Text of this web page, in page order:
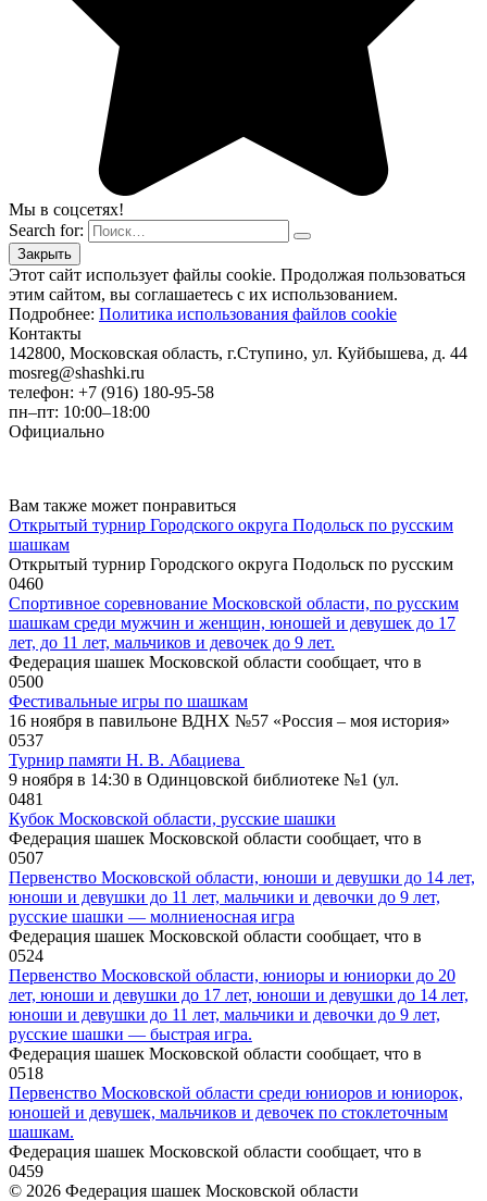
Мы в соцсетях!
Search for:
Этот сайт использует файлы cookie. Продолжая пользоваться
этим сайтом, вы соглашаетесь с их использованием.
Подробнее: Политика использования файлов cookie
Контакты
142800, Московская область, г.Ступино, ул. Куйбышева, д. 44
mosreg@shashki.ru
телефон: +7 (916) 180-95-58
пн–пт: 10:00–18:00
Официально
Вам также может понравиться
Открытый турнир Городского округа Подольск по русским
шашкам
Открытый турнир Городского округа Подольск по русским
0460
Спортивное соревнование Московской области, по русским
шашкам среди мужчин и женщин, юношей и девушек до 17
лет, до 11 лет, мальчиков и девочек до 9 лет.
Федерация шашек Московской области сообщает, что в
0500
Фестивальные игры по шашкам
16 ноября в павильоне ВДНХ №57 «Россия – моя история»
0537
Турнир памяти Н. В. Абациева
9 ноября в 14:30 в Одинцовской библиотеке №1 (ул.
0481
Кубок Московской области, русские шашки
Федерация шашек Московской области сообщает, что в
0507
Первенство Московской области, юноши и девушки до 14 лет,
юноши и девушки до 11 лет, мальчики и девочки до 9 лет,
русские шашки — молниеносная игра
Федерация шашек Московской области сообщает, что в
0524
Первенство Московской области, юниоры и юниорки до 20
лет, юноши и девушки до 17 лет, юноши и девушки до 14 лет,
юноши и девушки до 11 лет, мальчики и девочки до 9 лет,
русские шашки — быстрая игра.
Федерация шашек Московской области сообщает, что в
0518
Первенство Московской области среди юниоров и юниорок,
юношей и девушек, мальчиков и девочек по стоклеточным
шашкам.
Федерация шашек Московской области сообщает, что в
0459
© 2026 Федерация шашек Московской области